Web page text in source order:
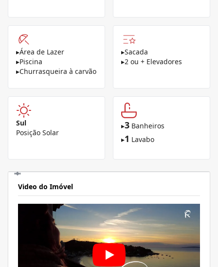
▸Área de Lazer
▸Piscina
▸Churrasqueira à carvão
▸Sacada
▸2 ou + Elevadores
Sul
Posição Solar
▸3 Banheiros
▸1 Lavabo
Video do Imóvel